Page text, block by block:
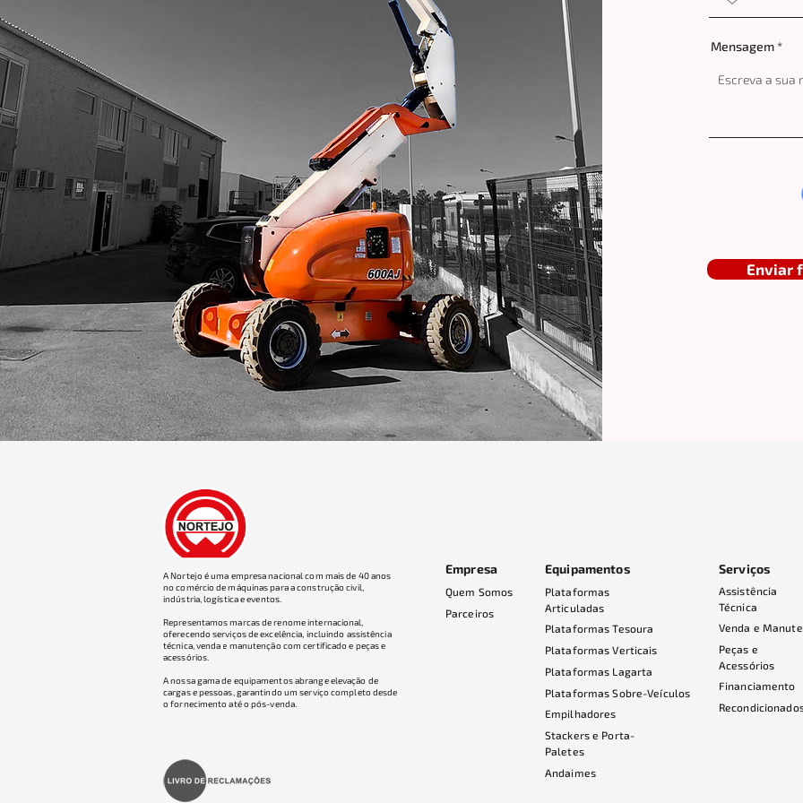
Mensagem
Enviar
A Nortejo é uma empresa nacional com mais de 40 anos
no comércio de máquinas para a construção civil,
indústria, logística e eventos.
Representamos marcas de renome internacional,
oferecendo serviços de excelência, incluindo assistência
técnica, venda e manutenção com certificado e peças e
acessórios.
A nossa gama de equipamentos abrange elevação de
cargas e pessoas, garantindo um serviço completo desde
o fornecimento até o pós-venda.
Empresa
Quem Somos
Parceiros
Equipamentos
Plataformas
Articuladas
Plataformas Tesoura
Plataformas Verticais
Plataformas Lagarta
Plataformas Sobre-Veículos
Empilhadores
Stackers e Porta-
Paletes
Andaimes
Serviços
Assistência
Técnica
Venda e
Peças e
Acessórios
Financiamento